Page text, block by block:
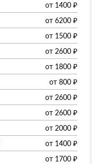
от 1400 ₽
от 6200 ₽
от 1500 ₽
от 2600 ₽
от 1800 ₽
от 800 ₽
от 2600 ₽
от 2600 ₽
от 2000 ₽
от 1400 ₽
от 1700 ₽